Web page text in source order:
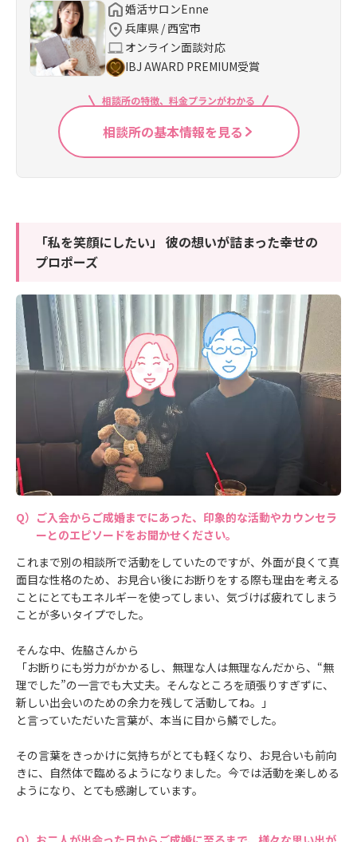
婚活サロンEnne
兵庫県 / 西宮市
オンライン面談対応
IBJ AWARD PREMIUM受賞
相談所の特徴、料金プランがわかる
相談所の基本情報を見る
「私を笑顔にしたい」 彼の想いが詰まった幸せの
プロポーズ
ご入会からご成婚までにあった、印象的な活動やカウンセラ
ーとのエピソードをお聞かせください。
これまで別の相談所で活動をしていたのですが、外面が良くて真
面目な性格のため、お見合い後にお断りをする際も理由を考える
ことにとてもエネルギーを使ってしまい、気づけば疲れてしまう
ことが多いタイプでした。
そんな中、佐脇さんから
「お断りにも労力がかかるし、無理な人は無理なんだから、“無
理でした”の一言でも大丈夫。そんなところを頑張りすぎずに、
新しい出会いのための余力を残して活動してね。」
と言っていただいた言葉が、本当に目から鱗でした。
その言葉をきっかけに気持ちがとても軽くなり、お見合いも前向
きに、自然体で臨めるようになりました。今では活動を楽しめる
ようになり、とても感謝しています。